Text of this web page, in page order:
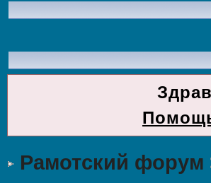
Рамотский форум